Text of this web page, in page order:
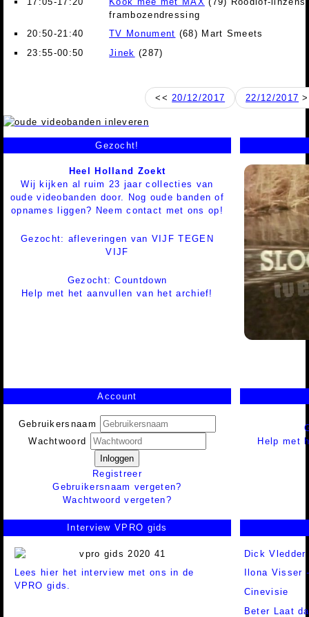
frambozendressing
20:50-21:40
TV Monument (68) Mart Smeets
23:55-00:50
Jinek (287)
<< 20/12/2017 22/12/2017
Gezocht!
Heel Holland Zoekt
Wij kijken al ruim 23 jaar collecties van
oude videobanden door. Nog oude banden of
opnames liggen? Neem contact met ons op!
Gezocht: afleveringen van VIJF TEGEN
VIJF
Gezocht: Countdown
Help met het aanvullen van het archief!
Account
Gebruikersnaam
Wachtwoord
Inloggen
Registreer
Gebruikersnaam vergeten?
Wachtwoord vergeten?
Help met
Interview VPRO gids
Lees hier het interview met ons in de
VPRO gids.
Dick Vledder
Ilona Visser
Cinevisie
Beter Laat